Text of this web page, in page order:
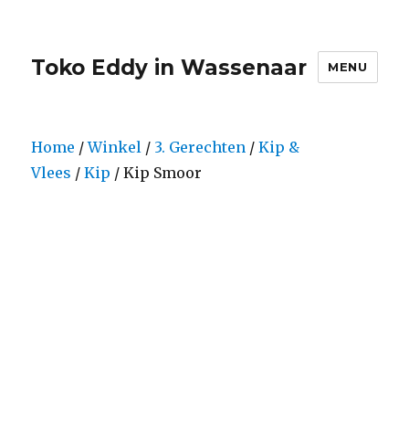
Toko Eddy in Wassenaar MENU
Home /Winkel / 3. Gerechten /Kip &
Vlees /Kip / Kip Smoor